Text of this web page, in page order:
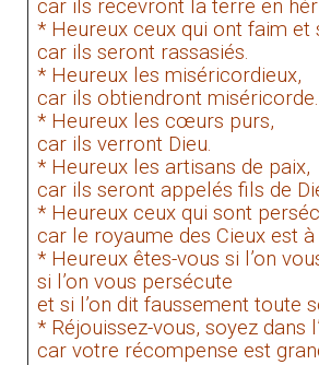
car ils recevront la terre en
* Heureux ceux qui ont faim et
car ils seront rassasiés.
* Heureux les miséricordieux,
car ils obtiendront miséricorde.
* Heureux les cœurs purs,
car ils verront Dieu.
* Heureux les artisans de paix,
car ils seront appelés fils de
* Heureux ceux qui sont
car le royaume des Cieux est à
* Heureux êtes-vous si l’on
si l’on vous persécute
et si l’on dit faussement toute
* Réjouissez-vous, soyez dans
car votre récompense est